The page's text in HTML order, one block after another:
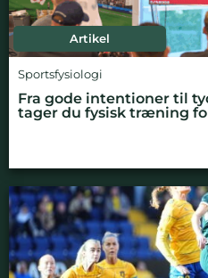
Artikel
Sportsfysiologi
Fra gode intentioner til
tager du fysisk træning